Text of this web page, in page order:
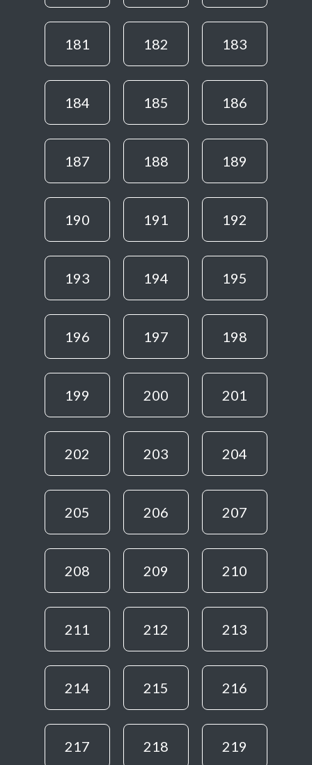
181 182 183
184 185 186
187 188 189
190 191 192
193 194 195
196 197 198
199 200 201
202 203 204
205 206 207
208 209 210
211 212 213
214 215 216
217 218 219